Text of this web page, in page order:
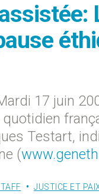
17 juin
Testart,
(
JUSTICE ET